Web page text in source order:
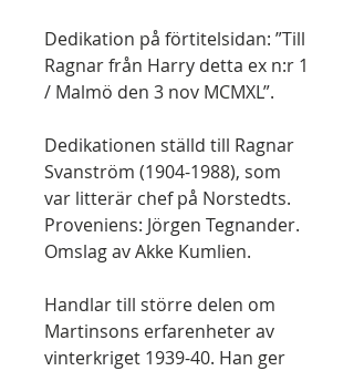
Dedikation på förtitelsidan: ”Till
Ragnar från Harry detta ex n:r 1
/ Malmö den 3 nov MCMXL”.
Dedikationen ställd till Ragnar
Svanström (1904-1988), som
var litterär chef på Norstedts.
Proveniens: Jörgen Tegnander.
Omslag av Akke Kumlien.
Handlar till större delen om
Martinsons erfarenheter av
vinterkriget 1939-40. Han ger